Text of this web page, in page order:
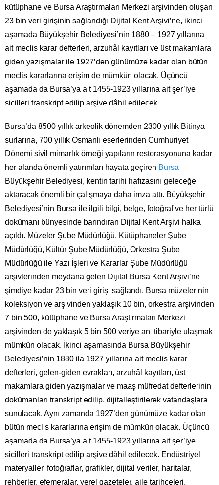
kütüphane ve Bursa Araştırmaları Merkezi arşivinden oluşan
23 bin veri girişinin sağlandığı Dijital Kent Arşivi’ne, ikinci
aşamada Büyükşehir Belediyesi’nin 1880 – 1927 yıllarına
ait meclis karar defterleri, arzuhâl kayıtları ve üst makamlara
giden yazışmalar ile 1927’den günümüze kadar olan bütün
meclis kararlarına erişim de mümkün olacak. Üçüncü
aşamada da Bursa’ya ait 1455-1923 yıllarına ait şer’iye
sicilleri transkript edilip arşive dâhil edilecek.
Bursa’da 8500 yıllık arkeolik dönemden 2300 yıllık Bitinya
surlarına, 700 yıllık Osmanlı eserlerinden Cumhuriyet
Dönemi sivil mimarlık örneği yapıların restorasyonuna kadar
her alanda önemli yatırımları hayata geçiren Bursa
Büyükşehir Belediyesi, kentin tarihi hafızasını geleceğe
aktaracak önemli bir çalışmaya daha imza attı. Büyükşehir
Belediyesi’nin Bursa ile ilgili bilgi, belge, fotoğraf ve her türlü
dokümanı bünyesinde barındıran Dijital Kent Arşivi halka
açıldı. Müzeler Şube Müdürlüğü, Kütüphaneler Şube
Müdürlüğü, Kültür Şube Müdürlüğü, Orkestra Şube
Müdürlüğü ile Yazı İşleri ve Kararlar Şube Müdürlüğü
arşivlerinden meydana gelen Dijital Bursa Kent Arşivi’ne
şimdiye kadar 23 bin veri girişi sağlandı. Bursa müzelerinin
koleksiyon ve arşivinden yaklaşık 10 bin, orkestra arşivinden
7 bin 500, kütüphane ve Bursa Araştırmaları Merkezi
arşivinden de yaklaşık 5 bin 500 veriye an itibariyle ulaşmak
mümkün olacak. İkinci aşamasında Bursa Büyükşehir
Belediyesi’nin 1880 ila 1927 yıllarına ait meclis karar
defterleri, gelen-giden evrakları, arzuhâl kayıtları, üst
makamlara giden yazışmalar ve maaş müfredat defterlerinin
dokümanları transkript edilip, dijitalleştirilerek vatandaşlara
sunulacak. Aynı zamanda 1927’den günümüze kadar olan
bütün meclis kararlarına erişim de mümkün olacak. Üçüncü
aşamada da Bursa’ya ait 1455-1923 yıllarına ait şer’iye
sicilleri transkript edilip arşive dâhil edilecek. Endüstriyel
materyaller, fotoğraflar, grafikler, dijital veriler, haritalar,
rehberler, efemeralar, yerel gazeteler, aile tarihçeleri,